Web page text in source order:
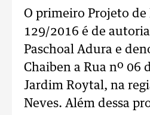
O primeiro Projeto de
129/2016 é de
Paschoal Adura e
Chaiben a Rua nº 06
Jardim Roytal, na
Neves. Além dessa